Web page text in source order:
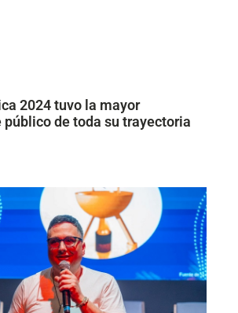
2024 tuvo la mayor
de toda su trayectoria